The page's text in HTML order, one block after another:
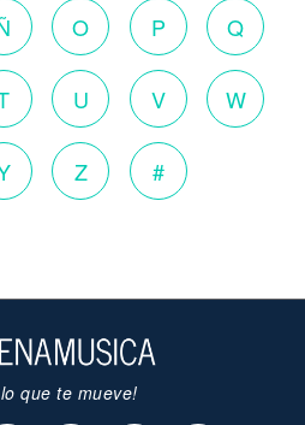
O P Q
U V W
Z #
que te mueve!